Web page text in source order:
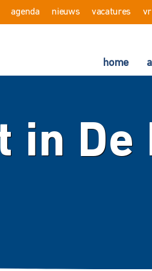
agenda nieuws vacatures
home
in De